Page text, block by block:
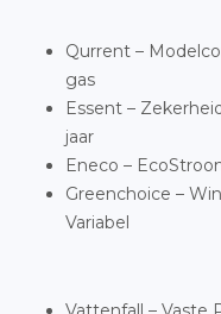
Qurrent –
gas
Essent –
jaar
Eneco –
Greenchoice –
Variabel